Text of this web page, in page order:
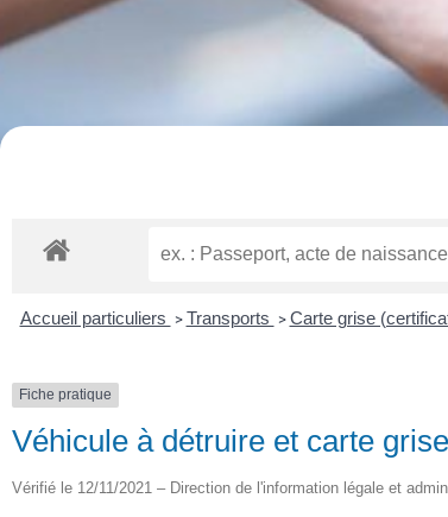
Accueil particuliers > Transports > Carte grise
Fiche pratique
Véhicule à détruire et carte grise
Vérifié le 12/11/2021 – Direction de l'information légale et